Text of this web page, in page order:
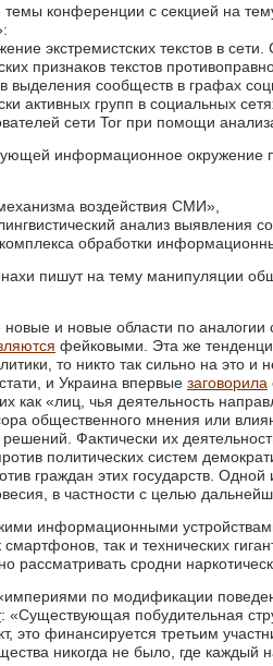
конференции с секцией на
экстремистских текстов в
признаков текстов
выделения сообществ в графах
активных групп в социальных
сети Tor при помощи
информационное
воздействия СМИ»,
анализ выявления
обработки
пишут на тему манипуляции
и новые области по
фейковыми. Эта же
то никто так сильно на это
и Украина впервые заговорила
как «лиц, чья деятельность
общественного мнения или
решений. Фактически их
политических систем
граждан этих государств.
в частности с целью
информационными
смартфонов, так и технических
рассматривать сродни
«империями по модификации
: «Существующая побудительная
это финансируется третьим
никогда не было, где